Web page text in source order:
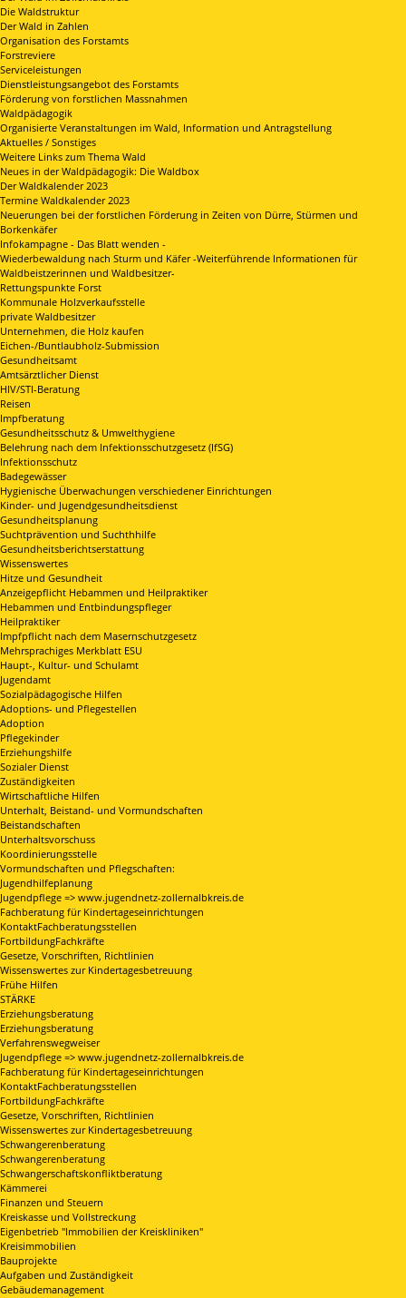
Die Waldstruktur
Der Wald in Zahlen
Organisation des Forstamts
Forstreviere
Serviceleistungen
Dienstleistungsangebot des Forstamts
Förderung von forstlichen Massnahmen
Waldpädagogik
Organisierte Veranstaltungen im Wald, Information und Antragstellung
Aktuelles / Sonstiges
Weitere Links zum Thema Wald
Neues in der Waldpädagogik: Die Waldbox
Der Waldkalender 2023
Termine Waldkalender 2023
Neuerungen bei der forstlichen Förderung in Zeiten von Dürre, Stürmen und
Borkenkäfer
Infokampagne - Das Blatt wenden -
Wiederbewaldung nach Sturm und Käfer -Weiterführende Informationen für
Waldbeistzerinnen und Waldbesitzer-
Rettungspunkte Forst
Kommunale Holzverkaufsstelle
private Waldbesitzer
Unternehmen, die Holz kaufen
Eichen-/Buntlaubholz-Submission
Gesundheitsamt
Amtsärztlicher Dienst
HIV/STI-Beratung
Reisen
Impfberatung
Gesundheitsschutz & Umwelthygiene
Belehrung nach dem Infektionsschutzgesetz (IfSG)
Infektionsschutz
Badegewässer
Hygienische Überwachungen verschiedener Einrichtungen
Kinder- und Jugendgesundheitsdienst
Gesundheitsplanung
Suchtprävention und Suchthhilfe
Gesundheitsberichtserstattung
Wissenswertes
Hitze und Gesundheit
Anzeigepflicht Hebammen und Heilpraktiker
Hebammen und Entbindungspfleger
Heilpraktiker
Impfpflicht nach dem Masernschutzgesetz
Mehrsprachiges Merkblatt ESU
Haupt-, Kultur- und Schulamt
Jugendamt
Sozialpädagogische Hilfen
Adoptions- und Pflegestellen
Adoption
Pflegekinder
Erziehungshilfe
Sozialer Dienst
Zuständigkeiten
Wirtschaftliche Hilfen
Unterhalt, Beistand- und Vormundschaften
Beistandschaften
Unterhaltsvorschuss
Koordinierungsstelle
Vormundschaften und Pflegschaften:
Jugendhilfeplanung
Jugendpflege => www.jugendnetz-zollernalbkreis.de
Fachberatung für Kindertageseinrichtungen
KontaktFachberatungsstellen
FortbildungFachkräfte
Gesetze, Vorschriften, Richtlinien
Wissenswertes zur Kindertagesbetreuung
Frühe Hilfen
STÄRKE
Erziehungsberatung
Erziehungsberatung
Verfahrenswegweiser
Jugendpflege => www.jugendnetz-zollernalbkreis.de
Fachberatung für Kindertageseinrichtungen
KontaktFachberatungsstellen
FortbildungFachkräfte
Gesetze, Vorschriften, Richtlinien
Wissenswertes zur Kindertagesbetreuung
Schwangerenberatung
Schwangerenberatung
Schwangerschaftskonfliktberatung
Kämmerei
Finanzen und Steuern
Kreiskasse und Vollstreckung
Eigenbetrieb "Immobilien der Kreiskliniken"
Kreisimmobilien
Bauprojekte
Aufgaben und Zuständigkeit
Gebäudemanagement